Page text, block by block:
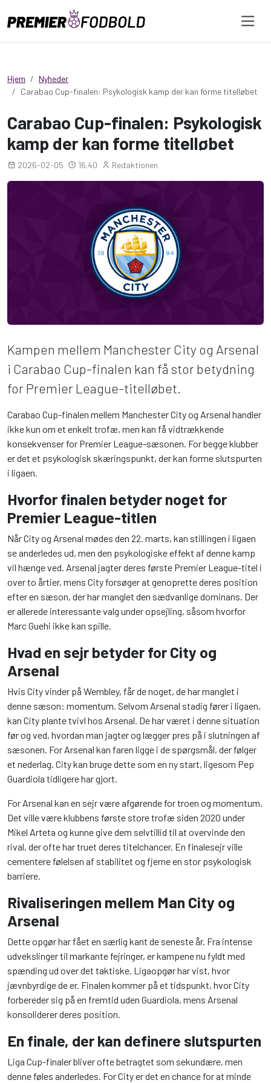
Hjem
Nyheder
Carabao Cup-finalen: Psykologisk kamp der kan forme titelløbet
Carabao Cup-finalen: Psykologisk
kamp der kan forme titelløbet
2026-02-05 16.40 Redaktionen
Kampen mellem Manchester City og Arsenal
i Carabao Cup-finalen kan få stor betydning
for Premier League-titelløbet.
Carabao Cup-finalen mellem Manchester City og Arsenal handler
ikke kun om et enkelt trofæ, men kan få vidtrækkende
konsekvenser for Premier League-sæsonen. For begge klubber
er det et psykologisk skæringspunkt, der kan forme slutspurten
i ligaen.
Hvorfor finalen betyder noget for
Premier League-titlen
Når City og Arsenal mødes den 22. marts, kan stillingen i ligaen
se anderledes ud, men den psykologiske effekt af denne kamp
vil hænge ved. Arsenal jagter deres første Premier League-titel i
over to årtier, mens City forsøger at genoprette deres position
efter en sæson, der har manglet den sædvanlige dominans. Der
er allerede interessante valg under opsejling, såsom hvorfor
Marc Guehi ikke kan spille.
Hvad en sejr betyder for City og
Arsenal
Hvis City vinder på Wembley, får de noget, de har manglet i
denne sæson: momentum. Selvom Arsenal stadig fører i ligaen,
kan City plante tvivl hos Arsenal. De har været i denne situation
før og ved, hvordan man jagter og lægger pres på i slutningen af
sæsonen. For Arsenal kan faren ligge i de spørgsmål, der følger
et nederlag. City kan bruge dette som en ny start, ligesom Pep
Guardiola tidligere har gjort.
For Arsenal kan en sejr være afgørende for troen og momentum.
Det ville være klubbens første store trofæ siden 2020 under
Mikel Arteta og kunne give dem selvtillid til at overvinde den
rival, der ofte har truet deres titelchancer. En finalesejr ville
cementere følelsen af stabilitet og fjerne en stor psykologisk
barriere.
Rivaliseringen mellem Man City og
Arsenal
Dette opgør har fået en særlig kant de seneste år. Fra intense
udvekslinger til markante fejringer, er kampene nu fyldt med
spænding ud over det taktiske. Ligaopgør har vist, hvor
jævnbyrdige de er. Finalen kommer på et tidspunkt, hvor City
forbereder sig på en fremtid uden Guardiola, mens Arsenal
konsoliderer deres position.
En finale, der kan definere slutspurten
Liga Cup-finaler bliver ofte betragtet som sekundære, men
denne føles anderledes. For City er det en chance for at minde